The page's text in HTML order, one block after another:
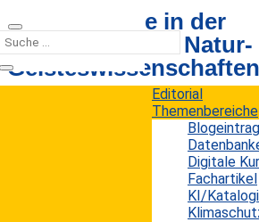
Editorial
Themenbereiche
Blogeintrag
Digitale
Fachartikel
KI/
Neue Ansätze in der
Bibliometrie für Natur-
Geisteswissenschaften
Datum: 3. September 2024
Autor: Erwin
Standardmäßige bibliometrische